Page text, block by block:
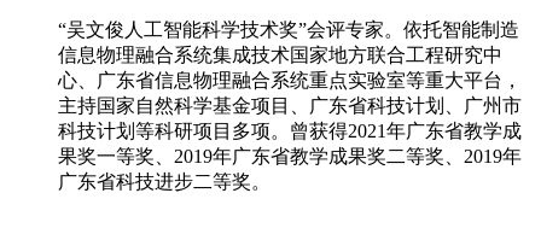
“吴文俊人工智能科学技术奖”会评专家。依托智能制造
信息物理融合系统集成技术国家地方联合工程研究中
心、广东省信息物理融合系统重点实验室等重大平台，
主持国家自然科学基金项目、广东省科技计划、广州市
科技计划等科研项目多项。曾获得2021年广东省教学成
果奖一等奖、2019年广东省教学成果奖二等奖、2019年
广东省科技进步二等奖。